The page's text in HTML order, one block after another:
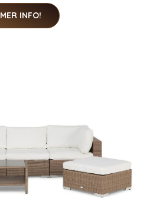
MER INFO!